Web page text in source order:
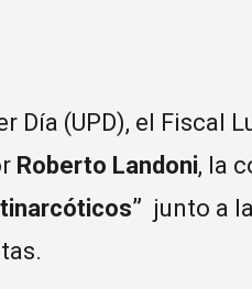
Día (UPD), el Fiscal
Roberto Landoni, la
junto a